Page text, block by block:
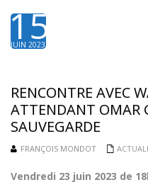
15
JUIN 2023
RENCONTRE AVEC
ATTENDANT OMAR
SAUVEGARDE
FRANÇOIS MONDOT
Vendredi 23 juin 2023 de